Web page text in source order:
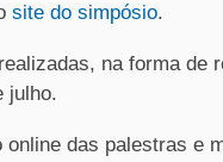
site do simpósio.
na forma de
julho.
das palestras e